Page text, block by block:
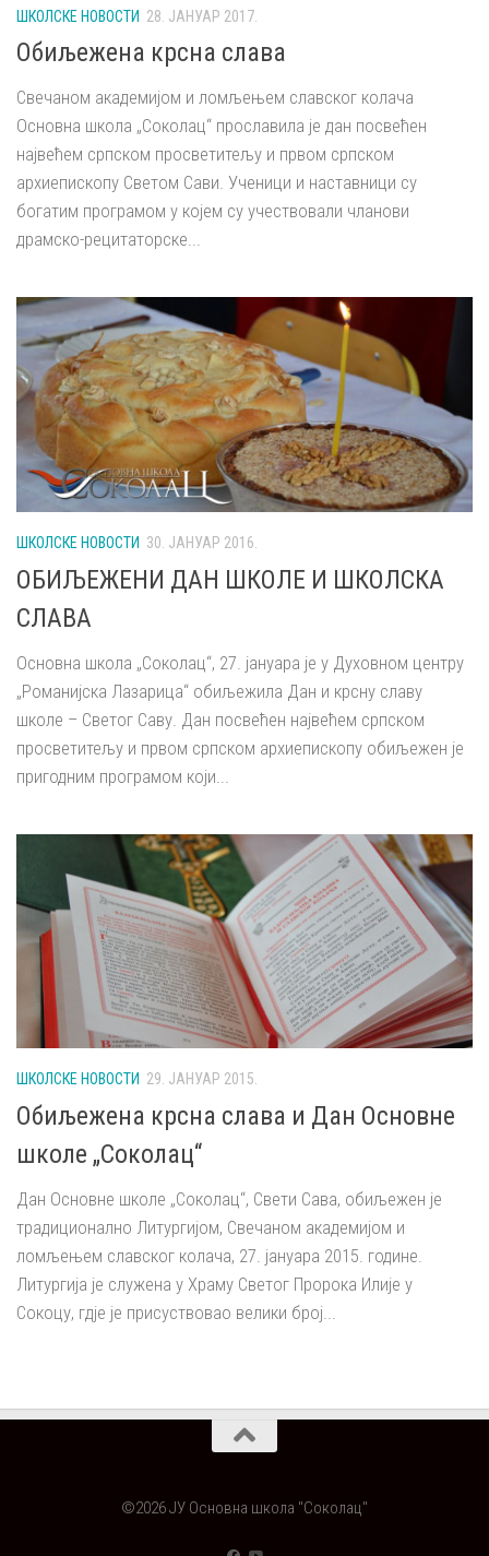
ШКОЛСКЕ НОВОСТИ 28. ЈАНУАР 2017.
Обиљежена крсна слава
Свечаном академијом и ломљењем славског колача
Основна школа „Соколац“ прославила је дан посвећен
највећем српском просветитељу и првом српском
архиепископу Светом Сави. Ученици и наставници су
богатим програмом у којем су учествовали чланови
драмско-рецитаторске...
ШКОЛСКЕ НОВОСТИ 30. ЈАНУАР 2016.
ОБИЉЕЖЕНИ ДАН ШКОЛЕ И ШКОЛСКА
СЛАВА
Основна школа „Соколац“, 27. јануара је у Духовном центру
„Романијска Лазарица“ обиљежила Дан и крсну славу
школе – Светог Саву. Дан посвећен највећем српском
просветитељу и првом српском архиепископу обиљежен је
пригодним програмом који...
ШКОЛСКЕ НОВОСТИ 29. ЈАНУАР 2015.
Обиљежена крсна слава и Дан Основне
школе „Соколац“
Дан Основне школе „Соколац“, Свети Сава, обиљежен је
традиционално Литургијом, Свечаном академијом и
ломљењем славског колача, 27. јануара 2015. године.
Литургија је служена у Храму Светог Пророка Илије у
Сокоцу, гдје је присуствовао велики број...
©2026 ЈУ Основна школа "Соколац"